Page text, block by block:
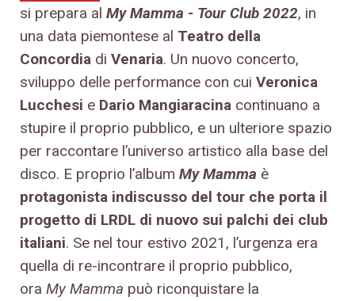
si prepara al My Mamma - Tour Club 2022, in
una data piemontese al Teatro della
Concordia di Venaria. Un nuovo concerto,
sviluppo delle performance con cui Veronica
Lucchesi e Dario Mangiaracina continuano a
stupire il proprio pubblico, e un ulteriore spazio
per raccontare l’universo artistico alla base del
disco. E proprio l’album My Mamma è
protagonista indiscusso del tour che porta il
progetto di LRDL di nuovo sui palchi dei club
italiani. Se nel tour estivo 2021, l’urgenza era
quella di re-incontrare il proprio pubblico,
ora My Mamma può riconquistare la